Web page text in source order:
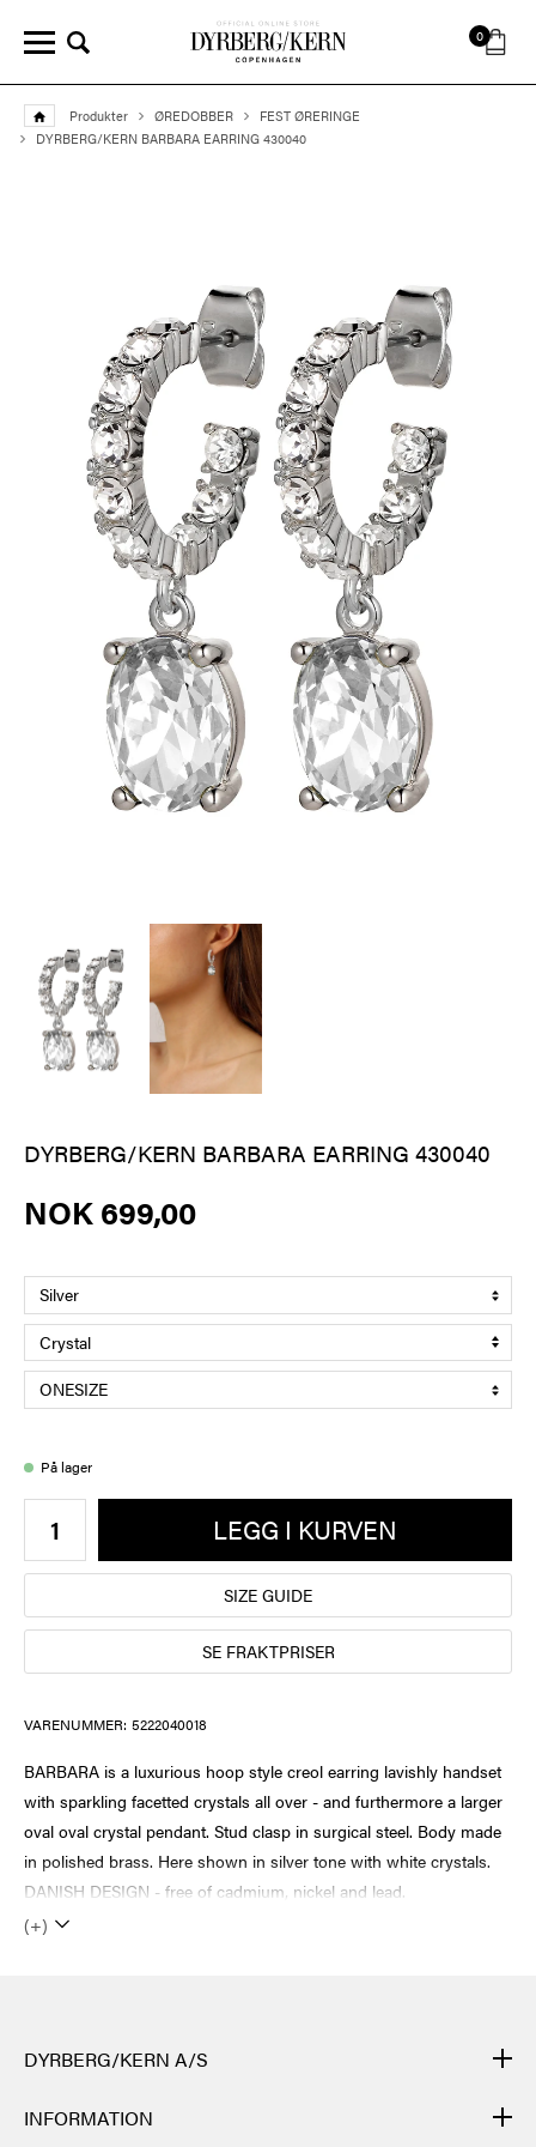
0
Produkter ØREDOBBER
FEST ØRERINGE
DYRBERG/KERN BARBARA EARRING 430040
DYRBERG/KERN BARBARA EARRING 430040
NOK 699,00
På lager
LEGG I KURVEN
SIZE GUIDE
SE FRAKTPRISER
VARENUMMER: 5222040018
BARBARA is a luxurious hoop style creol earring lavishly handset
with sparkling facetted crystals all over - and furthermore a larger
oval oval crystal pendant. Stud clasp in surgical steel. Body made
in polished brass. Here shown in silver tone with white crystals.
DANISH DESIGN - free of cadmium, nickel and lead.
(+)
DYRBERG/KERN A/S
DYRBERG/KERNs produkter er håndlagde og gjennomgår mange
ulike prosesser: fra støping, polering og emaljering av metallbasen
INFORMATION